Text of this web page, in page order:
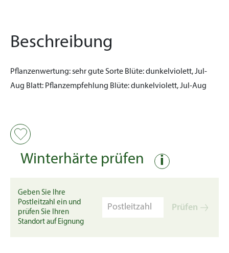
Beschreibung
Pflanzenwertung:sehr gute Sorte Blüte:dunkelviolett, Jul-
Aug Blatt: Pflanzempfehlung Blüte:dunkelviolett, Jul-Aug
Winterhärte prüfen i
Geben Sie Ihre
Postleitzahl ein und
prüfen Sie Ihren
Standort auf Eignung
Prüfen